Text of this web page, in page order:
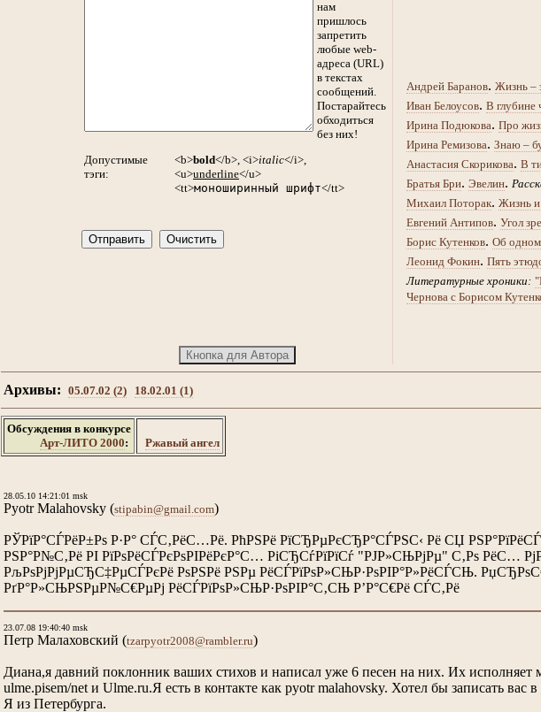
Андрей Баранов. Жизнь –
Иван Белоусов. В глубине
Ирина Подюкова. Про
Ирина Ремизова. Знаю –
Анастасия Скорикова. В
Братья Бри. Эвелин.
Михаил Поторак. Жизнь и
Евгений Антипов. Угол
Борис Кутенков. Об одном
Леонид Фокин. Пять
Литературные хроники:
Чернова с Борисом
нам
пришлось
запретить
любые web-
адреса (URL)
в текстах
сообщений.
Постарайтесь
обходиться
без них!
Допустимые
тэги:
<b>bold</b>, <i>italic</i>,
<u>underline</u>
<tt>моноширинный шрифт</tt>
Архивы: 05.07.02 (2) 18.02.01 (1)
Обсуждения в конкурсе
Арт-ЛИТО 2000: Ржавый ангел
28.05.10 14:21:01 msk
Pyotr Malahovsky (stipabin@gmail.com)
РЎРїР°СЃРёР±Рѕ Р·Р° СЃС‚РёС…Рё. РћРЅРё РїСЂРµРєСЂР°СЃРЅС‹ Рё СЏ
РЅР°Р№С‚Рё РІ РїРѕРёСЃРєРѕРІРёРєР°С… РіСЂСѓРїРїСѓ "РЈР»СЊРјРµ" С‚Рѕ РёС…
РљРѕРјРјРµСЂС‡РµСЃРєРё РѕРЅРё РЅРµ РёСЃРїРѕР»СЊР·РѕРІР°Р»РёСЃСЊ.
РґР°Р»СЊРЅРµР№С€РµРј РёСЃРїРѕР»СЊР·РѕРІР°С‚СЊ Р’Р°С€Рё СЃС‚Рё
23.07.08 19:40:40 msk
Петр Малаховский (tzarpyotr2008@rambler.ru)
Диана,я давний поклонник ваших стихов и написал уже 6 песен на них. Их исполняет
ulme.pisem/net и Ulme.ru.Я есть в контакте как pyotr malahovsky. Хотел бы записать вас в
Я из Петербурга.